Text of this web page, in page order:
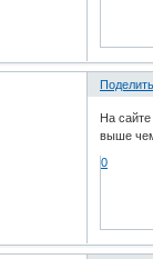
На
выше чем
0